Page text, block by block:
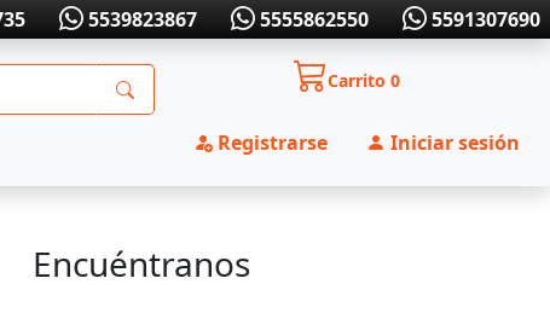
5539823867 5555862550 5591307690
Carrito0
Registrarse Iniciar sesión
Encuéntranos